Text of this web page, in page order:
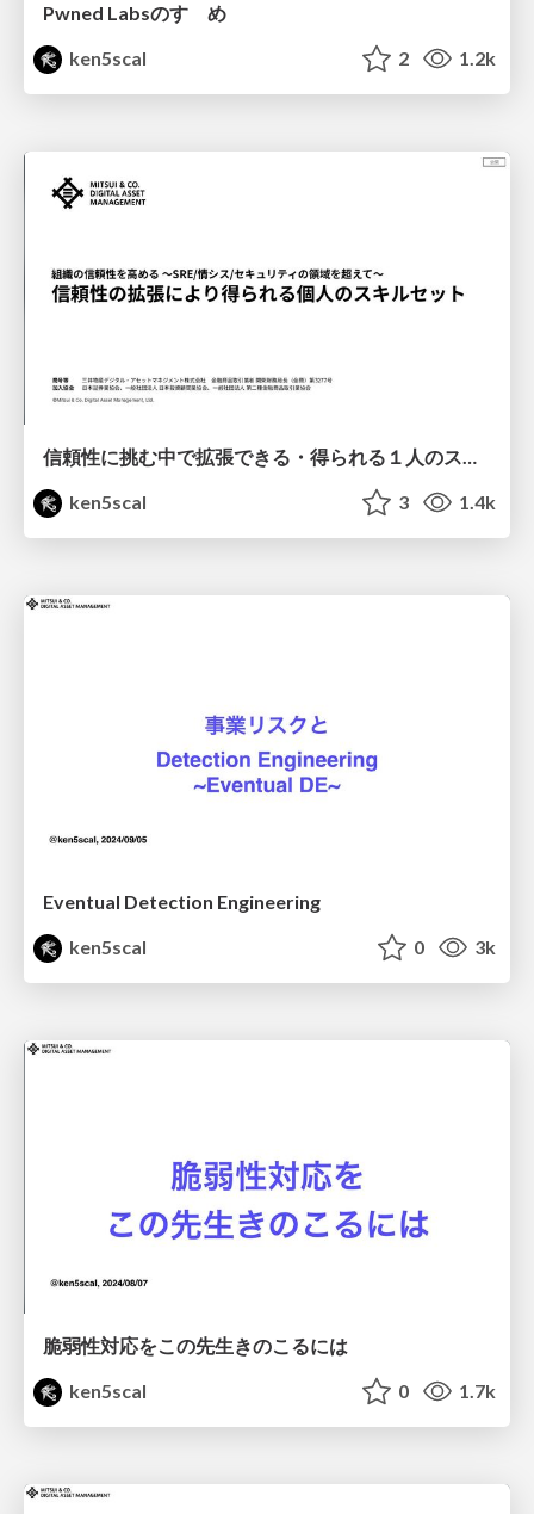
Pwned Labsのすゝめ
ken5scal
2 1.2k
信頼性に挑む中で拡張できる・得られる１人のスキルセットとは？
ken5scal
3 1.4k
Eventual Detection Engineering
ken5scal
0 3k
脆弱性対応をこの先生きのこるには
ken5scal
0 1.7k